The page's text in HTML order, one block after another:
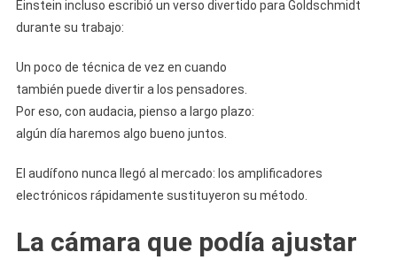
Einstein incluso escribió un verso divertido para Goldschmidt
durante su trabajo:
Un poco de técnica de vez en cuando
también puede divertir a los pensadores.
Por eso, con audacia, pienso a largo plazo:
algún día haremos algo bueno juntos.
El audífono nunca llegó al mercado: los amplificadores
electrónicos rápidamente sustituyeron su método.
La cámara que podía ajustar